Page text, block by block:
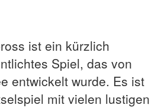
ist ein kürzlich
Spiel, das von
entwickelt wurde. Es ist
mit vielen lustigen